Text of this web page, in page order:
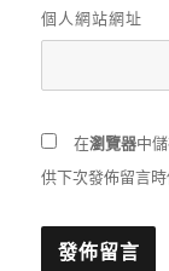
個人網站網址
在瀏覽器中
供下次發佈留言時